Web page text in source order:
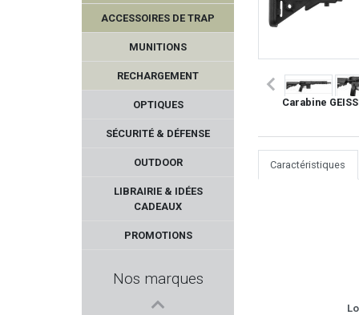
ACCESSOIRES DE TRAP
MUNITIONS
RECHARGEMENT
OPTIQUES
SÉCURITÉ & DÉFENSE
OUTDOOR
LIBRAIRIE & IDÉES
CADEAUX
PROMOTIONS
Nos marques
Carabine
Caractéristiques